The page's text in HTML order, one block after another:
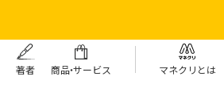
著者 商品・サービス マネクリとは